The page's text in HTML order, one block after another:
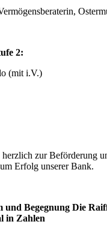
Dienste gesammelt
2:
(mit i.V.)
zur Beförderung
Erfolg unserer Bank.
Begegnung Die
in Zahlen